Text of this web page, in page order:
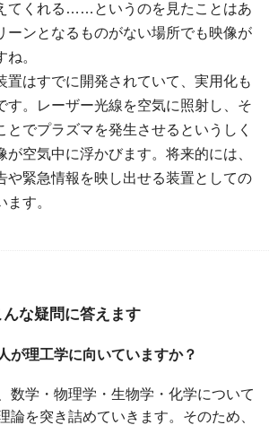
てくれる……というのを見たことはあ
ーンとなるものがない場所でも映像が
。
置はすでに開発されていて、実用化も
す。レーザー光線を空気に照射し、そ
とでプラズマを発生させるというしく
が空気中に浮かびます。将来的には、
や緊急情報を映し出せる装置としての
す。
んな疑問に答えます
が理工学に向いていますか？
数学・物理学・生物学・化学について
論を突き詰めていきます。そのため、